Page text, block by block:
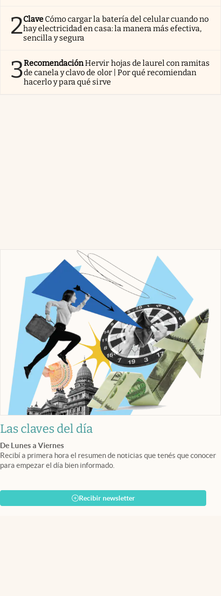
2Clave Cómo cargar la batería del celular cuando no
hay electricidad en casa: la manera más efectiva,
sencilla y segura
3RecomendaciónHervir hojas de laurel con ramitas
de canela y clavo de olor | Por qué recomiendan
hacerlo y para qué sirve
Las claves del día
De Lunes a Viernes
Recibí a primera hora el resumen de noticias que tenés que conocer
para empezar el día bien informado.
Recibir newsletter